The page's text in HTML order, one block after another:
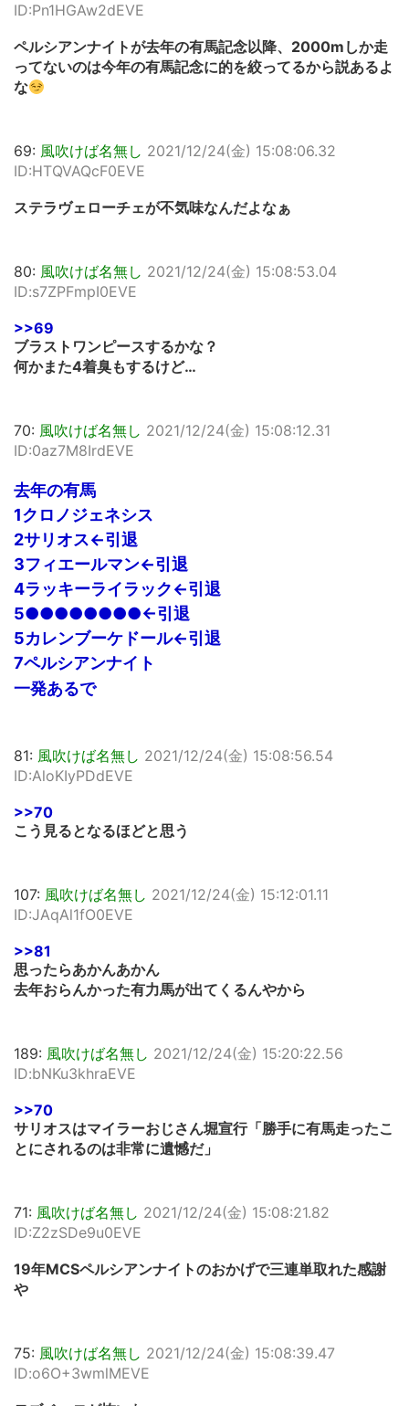
ID:Pn1HGAw2dEVE
ペルシアンナイトが去年の有馬記念以降、2000mしか走
ってないのは今年の有馬記念に的を絞ってるから説あるよ
な
69: 風吹けば名無し 2021/12/24(金) 15:08:06.32
ID:HTQVAQcF0EVE
ステラヴェローチェが不気味なんだよなぁ
80: 風吹けば名無し 2021/12/24(金) 15:08:53.04
ID:s7ZPFmpI0EVE
>>69
ブラストワンピースするかな？
何かまた4着臭もするけど…
70: 風吹けば名無し 2021/12/24(金) 15:08:12.31
ID:0az7M8IrdEVE
去年の有馬
1クロノジェネシス
2サリオス←引退
3フィエールマン←引退
4ラッキーライラック←引退
5●●●●●●●●←引退
5カレンブーケドール←引退
7ペルシアンナイト
一発あるで
81: 風吹けば名無し 2021/12/24(金) 15:08:56.54
ID:AloKIyPDdEVE
>>70
こう見るとなるほどと思う
107: 風吹けば名無し 2021/12/24(金) 15:12:01.11
ID:JAqAl1fO0EVE
>>81
思ったらあかんあかん
去年おらんかった有力馬が出てくるんやから
189: 風吹けば名無し 2021/12/24(金) 15:20:22.56
ID:bNKu3khraEVE
>>70
サリオスはマイラーおじさん堀宣行「勝手に有馬走ったこ
とにされるのは非常に遺憾だ」
71: 風吹けば名無し 2021/12/24(金) 15:08:21.82
ID:Z2zSDe9u0EVE
19年MCSペルシアンナイトのおかげで三連単取れた感謝
や
75: 風吹けば名無し 2021/12/24(金) 15:08:39.47
ID:o6O+3wmlMEVE